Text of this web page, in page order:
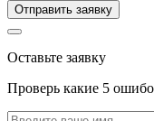
Отправить заявку
Оставьте заявку
Проверь какие 5